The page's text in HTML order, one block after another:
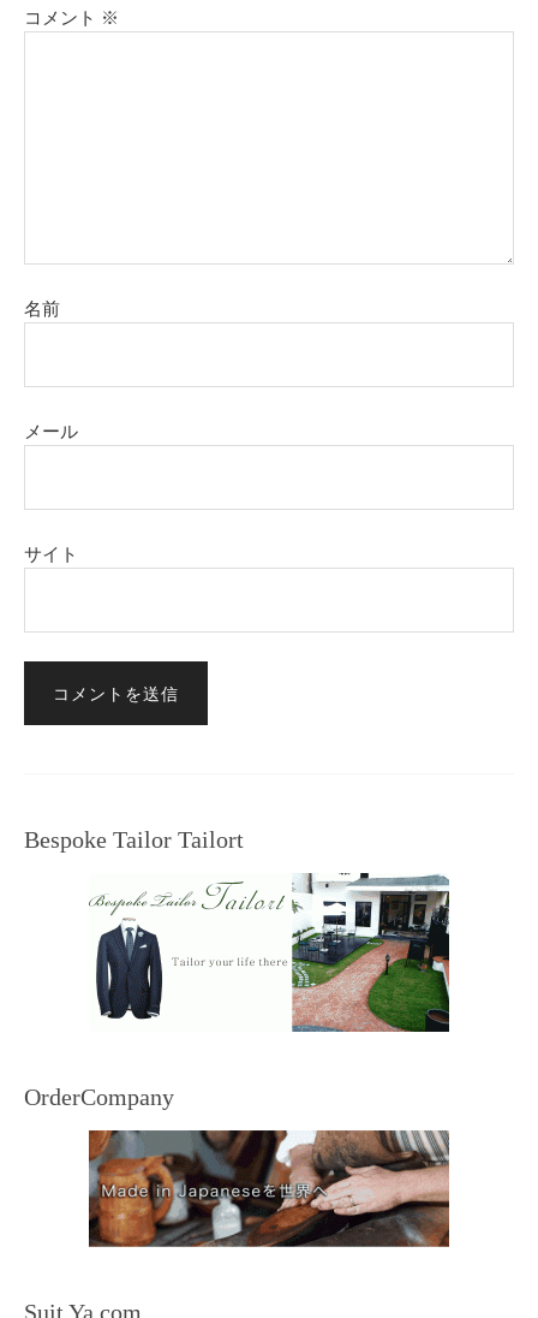
コメント ※
名前
メール
サイト
Bespoke Tailor Tailort
OrderCompany
Suit Ya.com